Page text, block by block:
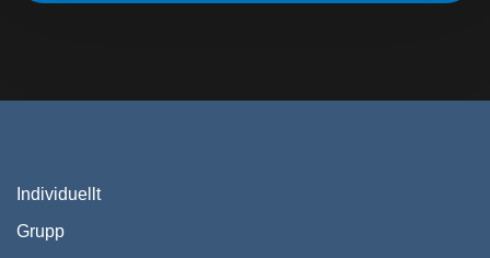
Individuellt
Grupp